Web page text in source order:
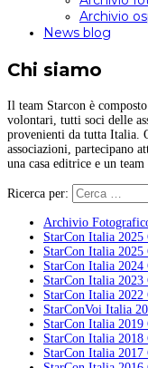
Archivio
News blog
Chi siamo
Il team Starcon è
volontari, tutti soci delle
provenienti da tutta Italia.
associazioni, partecipano
una casa editrice e un
Ricerca per:
Archivio
StarCon Italia 2025
StarCon Italia 2025
StarCon Italia 2024
StarCon Italia 2023
StarCon Italia 2022
StarConVoi Italia
StarCon Italia 2019
StarCon Italia 2018
StarCon Italia 2017